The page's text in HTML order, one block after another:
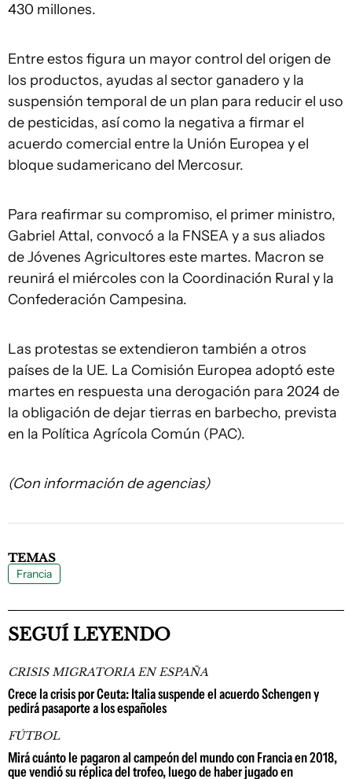
430 millones.
Entre estos figura un mayor control del origen de
los productos, ayudas al sector ganadero y la
suspensión temporal de un plan para reducir el uso
de pesticidas, así como la negativa a firmar el
acuerdo comercial entre la Unión Europea y el
bloque sudamericano del Mercosur.
Para reafirmar su compromiso, el primer ministro,
Gabriel Attal, convocó a la FNSEA y a sus aliados
de Jóvenes Agricultores este martes. Macron se
reunirá el miércoles con la Coordinación Rural y la
Confederación Campesina.
Las protestas se extendieron también a otros
países de la UE. La Comisión Europea adoptó este
martes en respuesta una derogación para 2024 de
la obligación de dejar tierras en barbecho, prevista
en la Política Agrícola Común (PAC).
(Con información de agencias)
TEMAS
Francia
SEGUÍ LEYENDO
CRISIS MIGRATORIA EN ESPAÑA
Crece la crisis por Ceuta: Italia suspende el acuerdo Schengen y
pedirá pasaporte a los españoles
FÚTBOL
Mirá cuánto le pagaron al campeón del mundo con Francia en 2018,
que vendió su réplica del trofeo, luego de haber jugado en